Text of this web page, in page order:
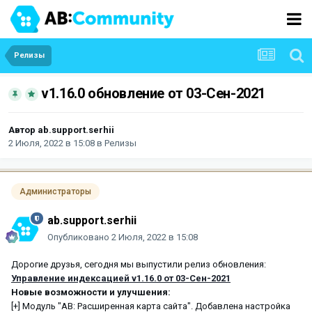
Релизы
v1.16.0 обновление от 03-Сен-2021
Автор ab.support.serhii
2 Июля, 2022 в 15:08 в Релизы
Администраторы
ab.support.serhii
Опубликовано 2 Июля, 2022 в 15:08
Дорогие друзья, сегодня мы выпустили релиз обновления:
Управление индексацией v1.16.0 от 03-Сен-2021
Новые возможности и улучшения:
[+] Модуль "AB: Расширенная карта сайта". Добавлена настройка